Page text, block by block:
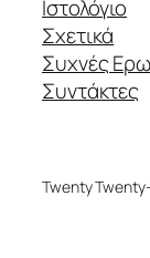
Συντάκτες